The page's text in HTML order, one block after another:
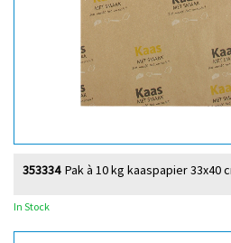
Pak à 10 kg kaaspapier 33x40
353334
In Stock